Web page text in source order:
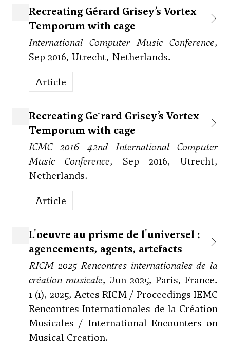
Recreating Gérard Grisey’s Vortex
Temporum with cage
International Computer Music Conference,
Sep 2016, Utrecht, Netherlands.
Article
Recreating Ge ́rard Grisey’s Vortex
Temporum with cage
ICMC 2016 42nd International Computer
Music Conference, Sep 2016, Utrecht,
Netherlands.
Article
L'oeuvre au prisme de l'universel :
agencements, agents, artefacts
RICM 2025 Rencontres internationales de la
création musicale, Jun 2025, Paris, France.
1 (1), 2025, Actes RICM / Proceedings IEMC
Rencontres Internationales de la Création
Musicales / International Encounters on
Musical Creation.